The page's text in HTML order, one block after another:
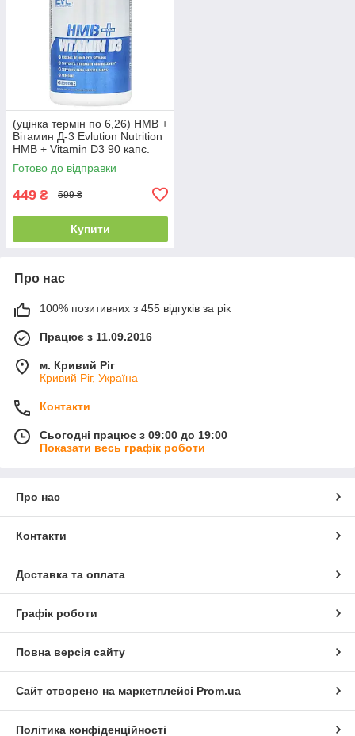
(уцінка термін по 6,26) HMB +
Вітамин Д-3 Evlution Nutrition
HMB + Vitamin D3 90 капс.
Готово до відправки
449 ₴ 599 ₴
Купити
Про нас
100% позитивних з 455 відгуків за рік
Працює з 11.09.2016
м. Кривий Ріг
Кривий Ріг, Україна
Контакти
Сьогодні працює з 09:00 до 19:00
Показати весь графік роботи
Про нас
Контакти
Доставка та оплата
Графік роботи
Повна версія сайту
Сайт створено на маркетплейсі Prom.ua
Політика конфіденційності